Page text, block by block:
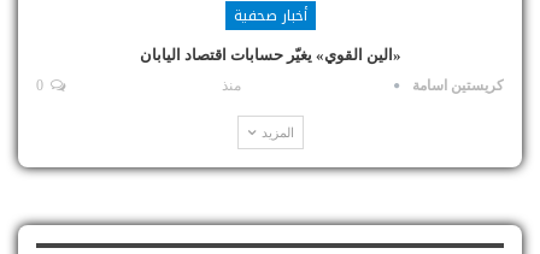
أخبار صحفية
«الين القوي» يغيّر حسابات اقتصاد اليابان
كريستين اسامة منذ
المزيد